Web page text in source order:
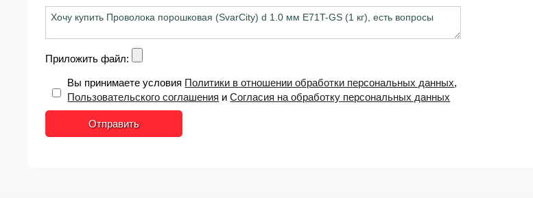
Приложить файл:
Вы принимаете условия Политики в отношении обработки персональных данных,
Пользовательского соглашения иСогласия на обработку персональных данных
Отправить